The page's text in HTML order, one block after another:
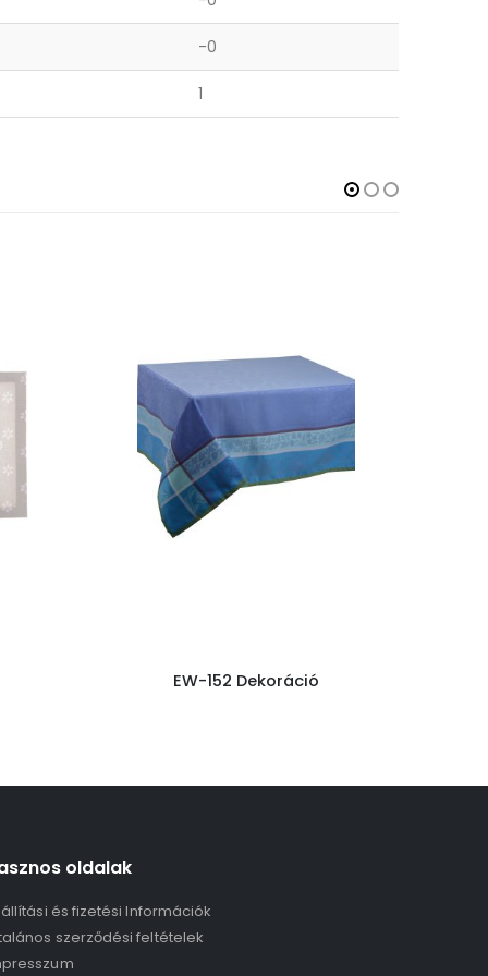
-0
1
EW-152 Dekoráció
oldalak
és fizetési Információk
szerződési feltételek